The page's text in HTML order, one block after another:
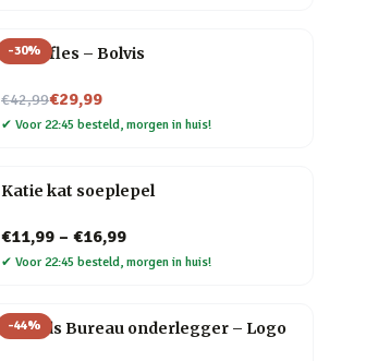
-30%
Waterfles – Bolvis
€42,99
Nu voor€29,99
✔ Voor 22:45 besteld, morgen in huis!
Katie kat soeplepel
€11,99 – €16,99
✔ Voor 22:45 besteld, morgen in huis!
-44%
Friends Bureau onderlegger – Logo